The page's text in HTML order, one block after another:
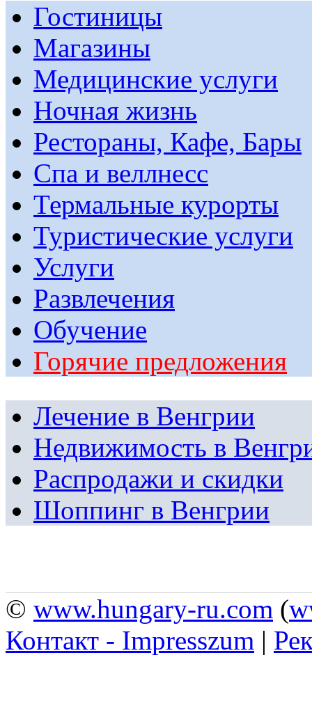
Гостиницы
Магазины
Медицинские услуги
Ночная жизнь
Рестораны, Кафе, Бары
Спа и веллнесс
Термальные курорты
Туристические услуги
Услуги
Развлечения
Обучение
Горячие предложения
Лечение в Венгрии
Недвижимость в
Распродажи и скидки
Шоппинг в Венгрии
© www.hungary-ru.com (
Контакт - Impresszum |